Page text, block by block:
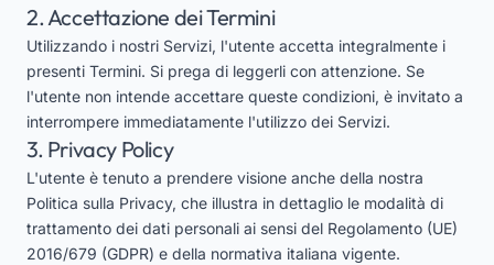
2. Accettazione dei Termini
Utilizzando i nostri Servizi, l'utente accetta integralmente i
presenti Termini. Si prega di leggerli con attenzione. Se
l'utente non intende accettare queste condizioni, è invitato a
interrompere immediatamente l'utilizzo dei Servizi.
3. Privacy Policy
L'utente è tenuto a prendere visione anche della nostra
Politica sulla Privacy, che illustra in dettaglio le modalità di
trattamento dei dati personali ai sensi del Regolamento (UE)
2016/679 (GDPR) e della normativa italiana vigente.